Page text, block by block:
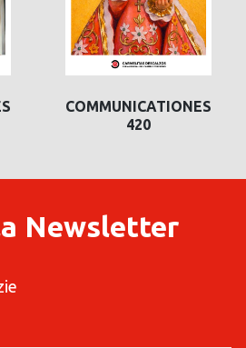
COMMUNICATIONES
420
Newsletter